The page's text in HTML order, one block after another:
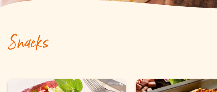
Geflügel Fleisch
Snacks